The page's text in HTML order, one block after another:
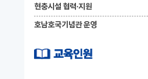
현충시설 협력·지원
호남호국기념관 운영